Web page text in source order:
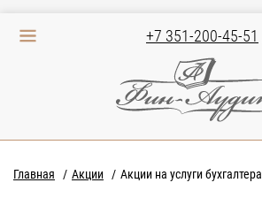
+7 351-200-45-51
Главная Акции Акции на услуги бухгалтера